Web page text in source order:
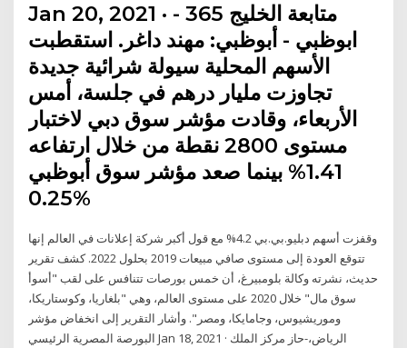
Jan 20, 2021 · متابعة الخليج 365 -
ابوظبي - أبوظبي: مهند داغر. استقطبت
الأسهم المحلية سيولة شرائية جديدة
تجاوزت مليار درهم في جلسة، أمس
الأربعاء، وقادت مؤشر سوق دبي لاختبار
مستوى 2800 نقطة من خلال ارتفاعه
1.41% بينما صعد مؤشر سوق أبوظبي
0.25%
وقفزت أسهم دبليو.بي.بي 4.2% مع قول أكبر شركة إعلانات في العالم إنها
تتوقع العودة إلى مستوى صافي مبيعات 2019 بحلول 2022. كشف تقرير
حديث، نشرته وكالة بلومبيرغ، أن خمس بورصات تتنافس على لقب "أسوأ
سوق مال" خلال 2020 على مستوى العالم، وهي "بلغاريا، وكوستاريكا،
وموريشيوس، وجامايكا، ومصر". وأشار التقرير إلى انخفاض مؤشر
البورصة المصرية الرئيسي Jan 18, 2021 · الرياض،-حاز مركز الملك